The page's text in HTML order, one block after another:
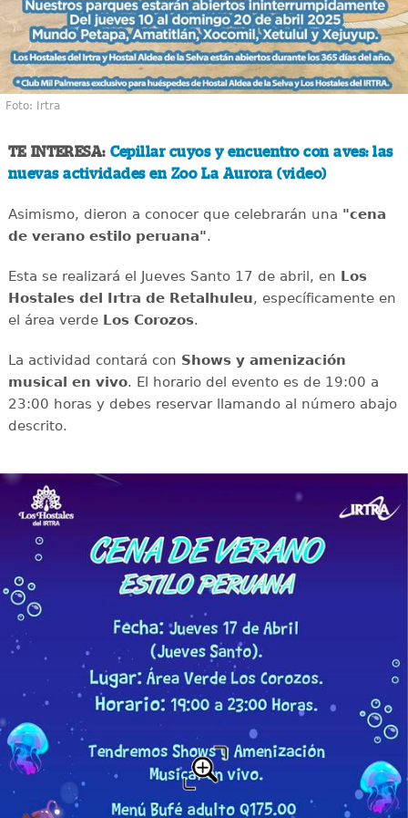
Foto: Irtra
TE INTERESA: Cepillar cuyos y encuentro con aves: las
nuevas actividades en Zoo La Aurora (video)
Asimismo, dieron a conocer que celebrarán una "cena
de verano estilo peruana".
Esta se realizará el Jueves Santo 17 de abril, en Los
Hostales del Irtra de Retalhuleu, específicamente en
el área verde Los Corozos.
La actividad contará con Shows y amenización
musical en vivo. El horario del evento es de 19:00 a
23:00 horas y debes reservar llamando al número abajo
descrito.